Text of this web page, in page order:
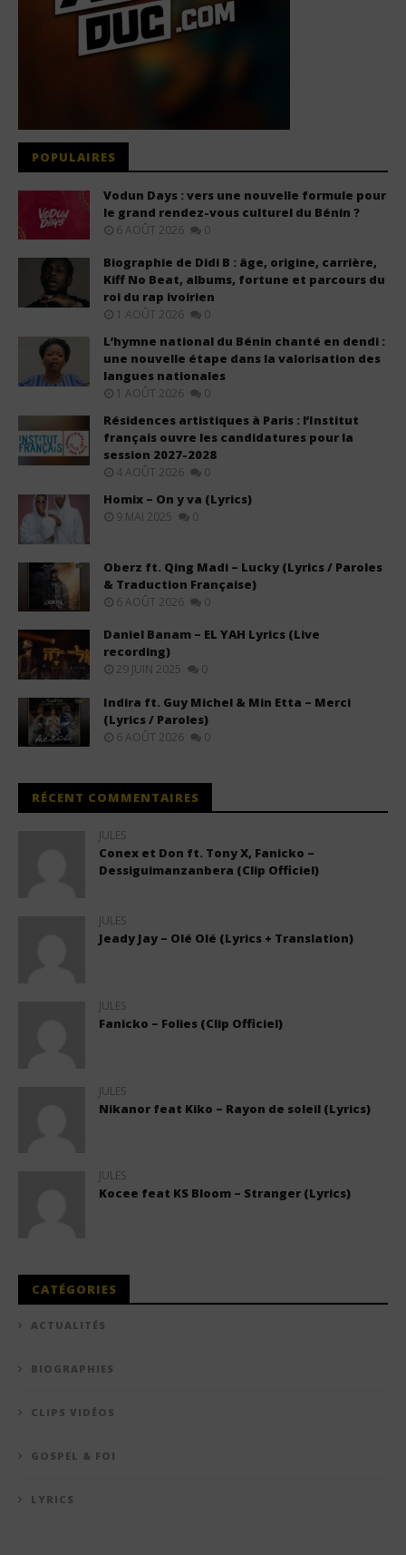
POPULAIRES
Vodun Days : vers une nouvelle formule pour
le grand rendez-vous culturel du Bénin ?
6 AOÛT 2026 0
Biographie de Didi B : âge, origine, carrière,
Kiff No Beat, albums, fortune et parcours du
roi du rap ivoirien
1 AOÛT 2026 0
L’hymne national du Bénin chanté en dendi :
une nouvelle étape dans la valorisation des
langues nationales
1 AOÛT 2026 0
Résidences artistiques à Paris : l’Institut
français ouvre les candidatures pour la
session 2027-2028
4 AOÛT 2026 0
Homix – On y va (Lyrics)
9 MAI 2025 0
Oberz ft. Qing Madi – Lucky (Lyrics / Paroles
& Traduction Française)
6 AOÛT 2026 0
Daniel Banam – EL YAH Lyrics (Live
recording)
29 JUIN 2025 0
Indira ft. Guy Michel & Min Etta – Merci
(Lyrics / Paroles)
6 AOÛT 2026 0
RÉCENT COMMENTAIRES
JULES
Conex et Don ft. Tony X, Fanicko –
Dessiguimanzanbera (Clip Officiel)
JULES
Jeady Jay – Olé Olé (Lyrics + Translation)
JULES
Fanicko – Folies (Clip Officiel)
JULES
Nikanor feat Kiko – Rayon de soleil (Lyrics)
JULES
Kocee feat KS Bloom – Stranger (Lyrics)
CATÉGORIES
ACTUALITÉS
BIOGRAPHIES
CLIPS VIDÉOS
GOSPEL & FOI
LYRICS